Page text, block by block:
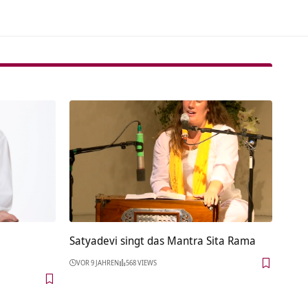
Satyadevi singt das Mantra Sita Rama
VOR 9 JAHREN 568 VIEWS